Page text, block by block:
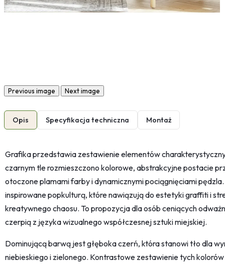
Previous image Next image
Opis Specyfikacja techniczna Montaż
Grafika przedstawia zestawienie elementów
czarnym tle rozmieszczono kolorowe, abstrakcyjne postacie
otoczone plamami farby i dynamicznymi pociągnięciami
inspirowane popkulturą, które nawiązują do estetyki graffiti i
kreatywnego chaosu. To propozycja dla osób ceniących
czerpią z języka wizualnego współczesnej sztuki miejskiej.
Dominującą barwą jest głęboka czerń, która stanowi tło dla
niebieskiego i zielonego. Kontrastowe zestawienie tych